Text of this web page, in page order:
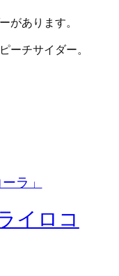
があります。
ーチサイダー。
イロコ